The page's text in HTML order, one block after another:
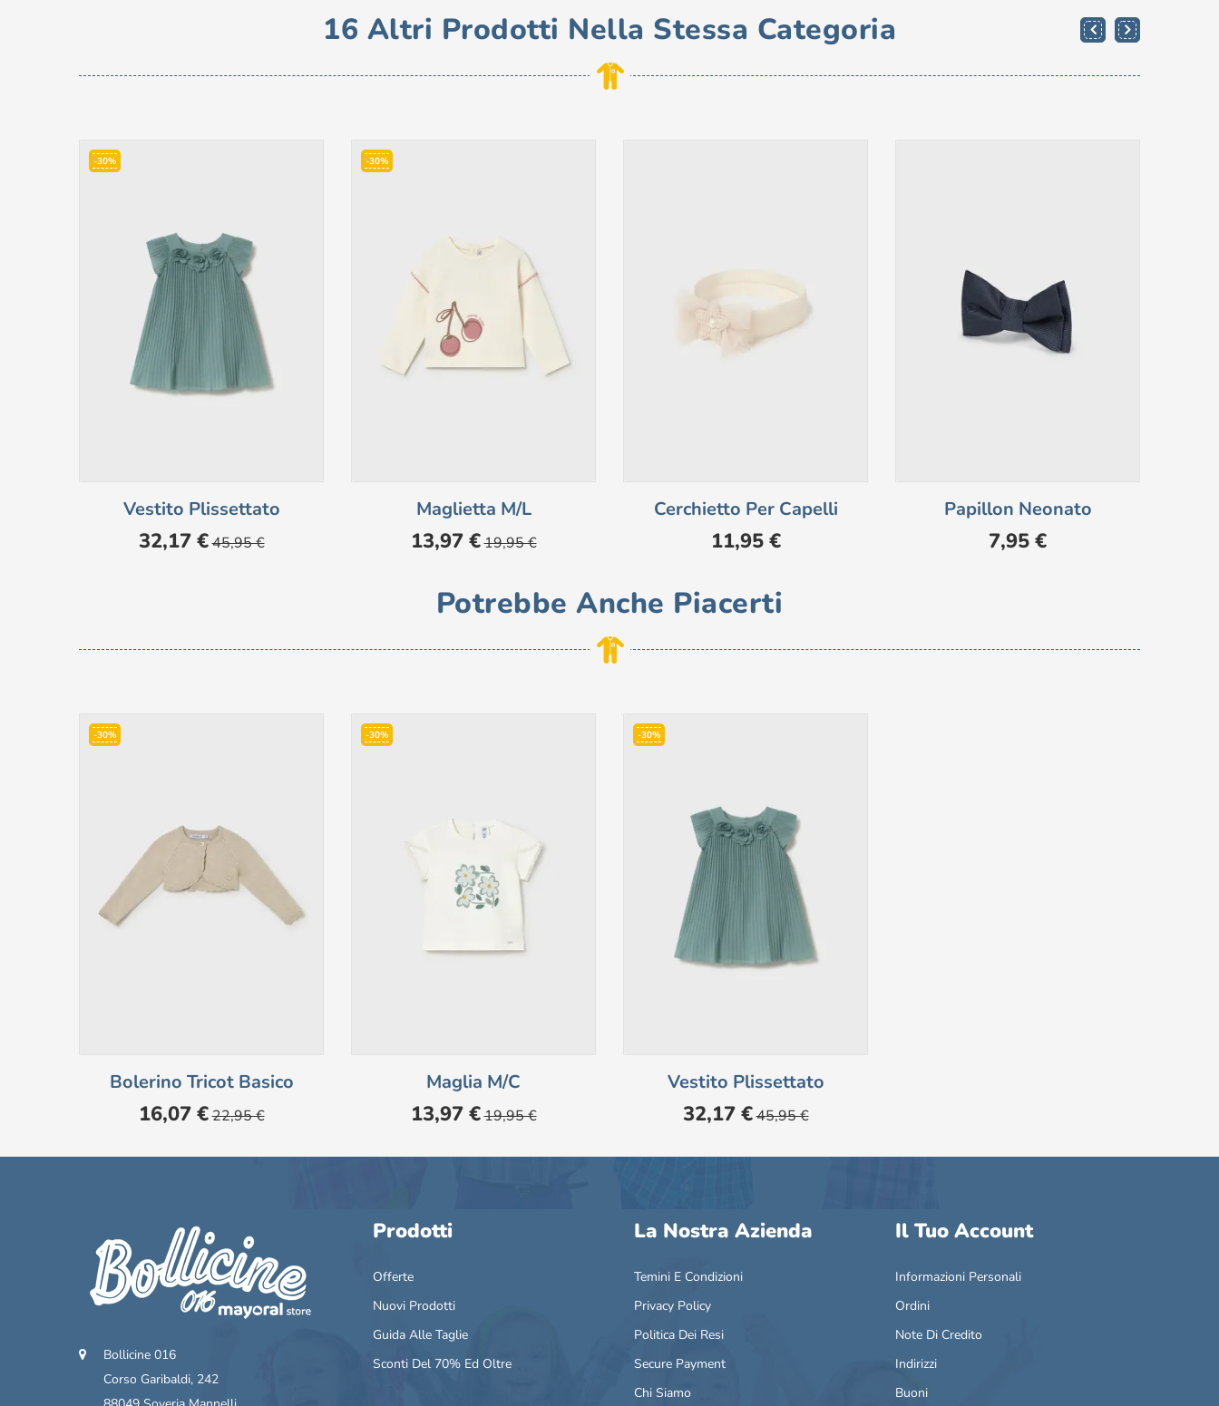
16 Altri Prodotti Nella Stessa Categoria
-30%
Vestito Plissettato
Prezzo
32,17 € Prezzo
base
45,95 €
-30%
Maglietta M/l
Prezzo
13,97 € Prezzo
base
19,95 €
Cerchietto Per Capelli
Prezzo
11,95 €
Papillon Neonato
Prezzo
7,95 €
Potrebbe Anche Piacerti
-30%
Bolerino Tricot Basico
Prezzo
16,07 € Prezzo
base
22,95 €
-30%
Maglia M/c
Prezzo
13,97 € Prezzo
base
19,95 €
-30%
Vestito Plissettato
Prezzo
32,17 € Prezzo
base
45,95 €
Bollicine 016
Corso Garibaldi, 242
Prodotti
Offerte
Nuovi Prodotti
Guida Alle Taglie
Sconti Del 70% Ed Oltre
La Nostra Azienda
Temini E Condizioni
Privacy Policy
Politica Dei Resi
Secure Payment
Chi Siamo
Il Tuo Account
Informazioni Personali
Ordini
Note Di Credito
Indirizzi
Buoni